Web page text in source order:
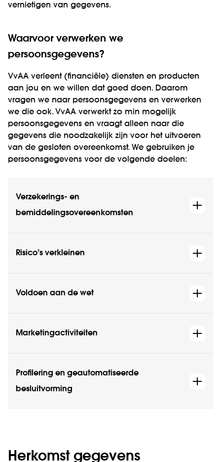
vernietigen van gegevens.
Waarvoor verwerken we
persoonsgegevens?
VvAA verleent (financiële) diensten en producten
aan jou en we willen dat goed doen. Daarom
vragen we naar persoonsgegevens en verwerken
we die ook. VvAA verwerkt zo min mogelijk
persoonsgegevens en vraagt alleen naar die
gegevens die noodzakelijk zijn voor het uitvoeren
van de gesloten overeenkomst. We gebruiken je
persoonsgegevens voor de volgende doelen:
Verzekerings- en
bemiddelingsovereenkomsten
Risico’s verkleinen
Voldoen aan de wet
Marketingactiviteiten
Profilering en geautomatiseerde
besluitvorming
Herkomst gegevens